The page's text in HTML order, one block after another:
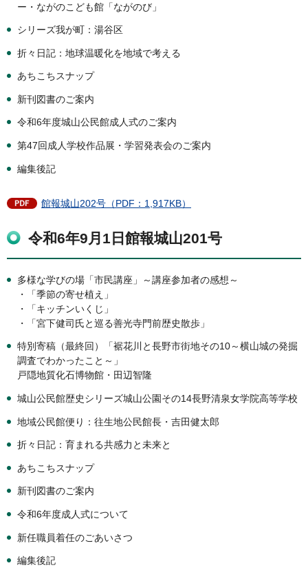
ー・ながのこども館「ながのび」
シリーズ我が町：湯谷区
折々日記：地球温暖化を地域で考える
あちこちスナップ
新刊図書のご案内
令和6年度城山公民館成人式のご案内
第47回成人学校作品展・学習発表会のご案内
編集後記
館報城山202号（PDF：1,917KB）
令和6年9月1日館報城山201号
多様な学びの場「市民講座」～講座参加者の感想～
・「季節の寄せ植え」
・「キッチンいくじ」
・「宮下健司氏と巡る善光寺門前歴史散歩」
特別寄稿（最終回）「裾花川と長野市街地その10～横山城の発掘
調査でわかったこと～」
戸隠地質化石博物館・田辺智隆
城山公民館歴史シリーズ城山公園その14長野清泉女学院高等学校
地域公民館便り：往生地公民館長・吉田健太郎
折々日記：育まれる共感力と未来と
あちこちスナップ
新刊図書のご案内
令和6年度成人式について
新任職員着任のごあいさつ
編集後記